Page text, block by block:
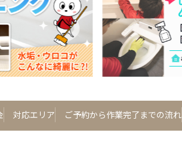
対応エリア ご予約から作業完了までの流れ